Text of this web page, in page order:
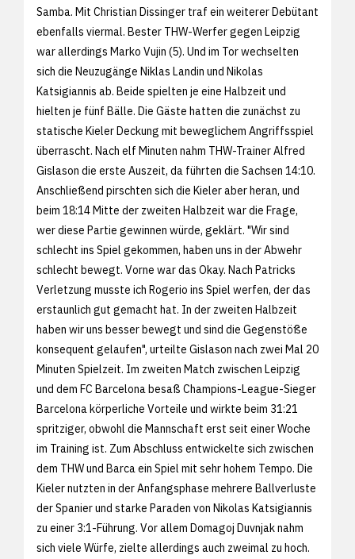
Samba. Mit Christian Dissinger traf ein weiterer Debütant
ebenfalls viermal. Bester THW-Werfer gegen Leipzig
war allerdings Marko Vujin (5). Und im Tor wechselten
sich die Neuzugänge Niklas Landin und Nikolas
Katsigiannis ab. Beide spielten je eine Halbzeit und
hielten je fünf Bälle. Die Gäste hatten die zunächst zu
statische Kieler Deckung mit beweglichem Angriffsspiel
überrascht. Nach elf Minuten nahm THW-Trainer Alfred
Gislason die erste Auszeit, da führten die Sachsen 14:10.
Anschließend pirschten sich die Kieler aber heran, und
beim 18:14 Mitte der zweiten Halbzeit war die Frage,
wer diese Partie gewinnen würde, geklärt. "Wir sind
schlecht ins Spiel gekommen, haben uns in der Abwehr
schlecht bewegt. Vorne war das Okay. Nach Patricks
Verletzung musste ich Rogerio ins Spiel werfen, der das
erstaunlich gut gemacht hat. In der zweiten Halbzeit
haben wir uns besser bewegt und sind die Gegenstöße
konsequent gelaufen", urteilte Gislason nach zwei Mal 20
Minuten Spielzeit. Im zweiten Match zwischen Leipzig
und dem FC Barcelona besaß Champions-League-Sieger
Barcelona körperliche Vorteile und wirkte beim 31:21
spritziger, obwohl die Mannschaft erst seit einer Woche
im Training ist. Zum Abschluss entwickelte sich zwischen
dem THW und Barca ein Spiel mit sehr hohem Tempo. Die
Kieler nutzten in der Anfangsphase mehrere Ballverluste
der Spanier und starke Paraden von Nikolas Katsigiannis
zu einer 3:1-Führung. Vor allem Domagoj Duvnjak nahm
sich viele Würfe, zielte allerdings auch zweimal zu hoch.